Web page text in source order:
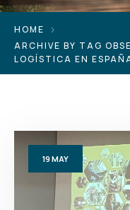
HOME
ARCHIVE BY TAG
LOGÍSTICA EN
19MAY